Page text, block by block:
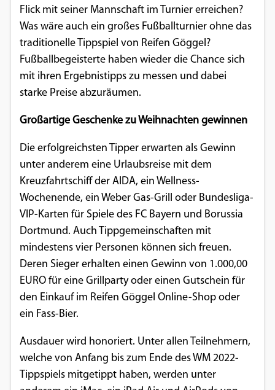
Flick mit seiner Mannschaft im Turnier erreichen?
Was wäre auch ein großes Fußballturnier ohne das
traditionelle Tippspiel von Reifen Göggel?
Fußballbegeisterte haben wieder die Chance sich
mit ihren Ergebnistipps zu messen und dabei
starke Preise abzuräumen.
Großartige Geschenke zu Weihnachten gewinnen
Die erfolgreichsten Tipper erwarten als Gewinn
unter anderem eine Urlaubsreise mit dem
Kreuzfahrtschiff der AIDA, ein Wellness-
Wochenende, ein Weber Gas-Grill oder Bundesliga-
VIP-Karten für Spiele des FC Bayern und Borussia
Dortmund. Auch Tippgemeinschaften mit
mindestens vier Personen können sich freuen.
Deren Sieger erhalten einen Gewinn von 1.000,00
EURO für eine Grillparty oder einen Gutschein für
den Einkauf im Reifen Göggel Online-Shop oder
ein Fass-Bier.
Ausdauer wird honoriert. Unter allen Teilnehmern,
welche von Anfang bis zum Ende des WM 2022-
Tippspiels mitgetippt haben, werden unter
Name:
cookie_consent
Zweck:
Dieser Cookie speichert die ausgewählten
Einverständnis-Optionen des Benutzers
1 Jahr
EXTERNE MEDIEN
Um Inhalte von Videoplattformen und
Social Media Plattformen anzeigen zu
können, werden von diesen externen
Medien Cookies gesetzt.
YouTube
Vimeo
Google Maps
Anbieter: